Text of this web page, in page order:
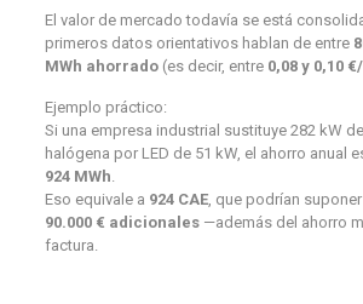
El valor de mercado todavía se está
primeros datos orientativos hablan de entre
MWh ahorrado(es decir, entre 0,08 y 0,10
Ejemplo práctico:
Si una empresa industrial sustituye 282 kW
halógena por LED de 51 kW, el ahorro anual
924 MWh
Eso equivale a 924 CAE, que podrían
90.000 € adicionales—además del ahorro
factura.